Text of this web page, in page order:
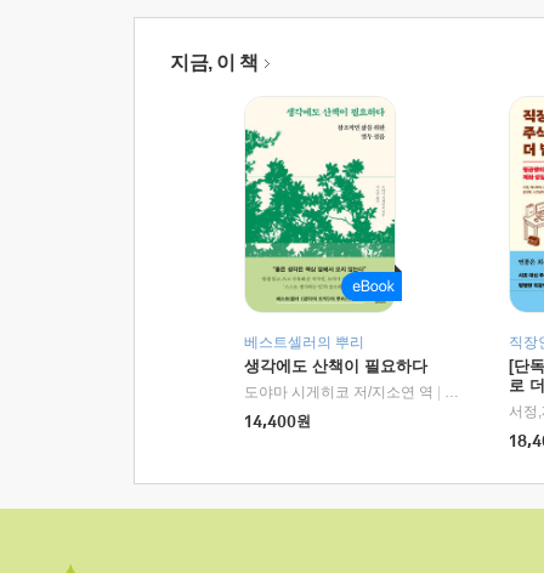
지금, 이 책
베스트셀러의 뿌리
생각에도 산책이 필요하다
도야마 시게히코 저/지소연 역
알에이치코리
14,400원
직장
[단
로